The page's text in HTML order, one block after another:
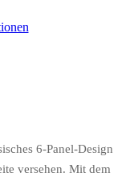
6-Panel-Design
versehen. Mit dem